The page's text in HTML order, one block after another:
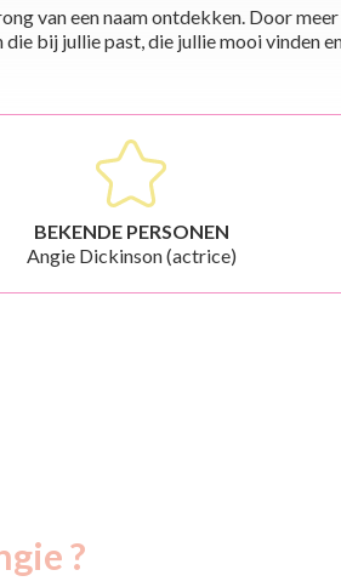
van een naam ontdekken. Door
bij jullie past, die jullie mooi vinden
BEKENDE PERSONEN
Angie Dickinson (actrice)
?